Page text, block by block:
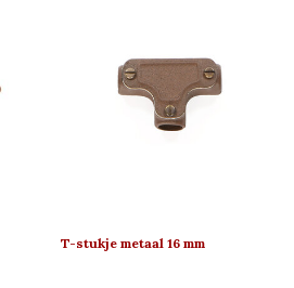
T-stukje metaal 16 mm